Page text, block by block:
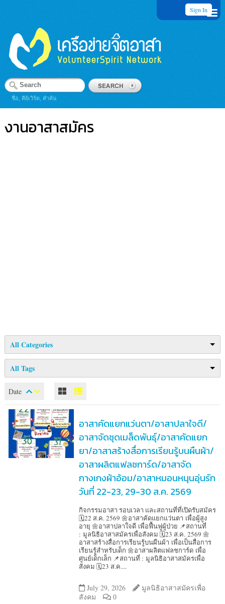
Sign In
ชื่อ, คีย์เวิร์ด, คำค้น
งานอาสาสมัคร
All Categories
All Tags
Date
อาสาคัดแยกแว่นตา/อาสาปลาใจดี/
อาสาจัดชุดเมล็ดพันธุ์/อาสาคัดแยก
ยา/อาสาสร้างสื่อการเรียนรู้บนผืนผ้า/
อาสาผลิตแฟลชการ์ด/อาสาจัด
กางเกงผ้าอ้อม/อาสาหมอนหนุนอุ่นรัก
วันที่ 22-23, 29-30 ส.ค. 2569
กิจกรรมอาสา รอบเวลา และสถานที่ที่เปิดรับสมัคร
🗓️22 ส.ค. 2569 🌼อาสาคัดแยกแว่นตา เพื่อผู้สูง
อายุ 🌼อาสาปลาใจดี เพื่อฟื้นฟูผู้ป่วย 📌สถานที่
: มูลนิธิอาสาสมัครเพื่อสังคม 🗓️23 ส.ค. 2569 🌼
อาสาสร้างสื่อการเรียนรู้บนผืนผ้า เพื่อเป็นสื่อการ
เรียนรู้สำหรับเด็ก 🌼อาสาผลิตแฟลชการ์ด เพื่อ
ศูนย์เด็กเล็ก 📌สถานที่ : มูลนิธิอาสาสมัครเพื่อ
สังคม 🗓️23 ส.ค....
July 29, 2026
มูลนิธิอาสาสมัครเพื่อ
สังคม
0